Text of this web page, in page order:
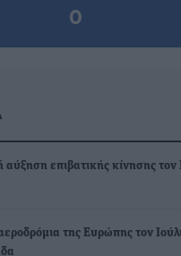
0
επιβατικής κίνησης τον
της Ευρώπης τον